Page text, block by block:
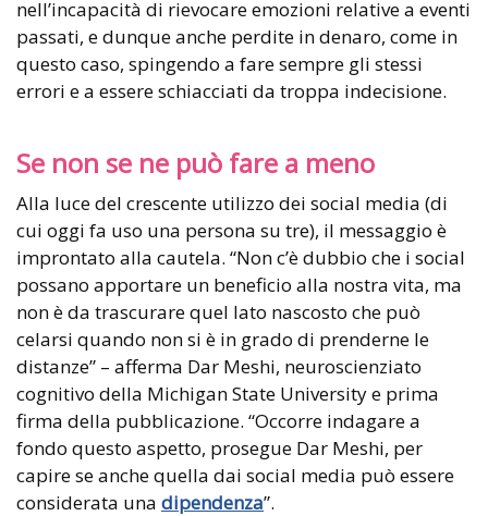
nell’incapacità di rievocare emozioni relative a eventi
passati, e dunque anche perdite in denaro, come in
questo caso, spingendo a fare sempre gli stessi
errori e a essere schiacciati da troppa indecisione.
Se non se ne può fare a meno
Alla luce del crescente utilizzo dei social media (di
cui oggi fa uso una persona su tre), il messaggio è
improntato alla cautela. “Non c’è dubbio che i social
possano apportare un beneficio alla nostra vita, ma
non è da trascurare quel lato nascosto che può
celarsi quando non si è in grado di prenderne le
distanze” – afferma Dar Meshi, neuroscienziato
cognitivo della Michigan State University e prima
firma della pubblicazione. “Occorre indagare a
fondo questo aspetto, prosegue Dar Meshi, per
capire se anche quella dai social media può essere
considerata una dipendenza”.